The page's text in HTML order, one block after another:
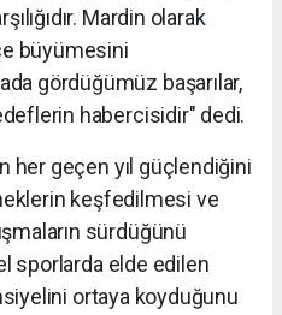
Mardin olarak
büyümesini
gördüğümüz başarılar,
habercisidir" dedi.
her geçen yıl güçlendiğini
keşfedilmesi ve
sürdüğünü
sporlarda elde edilen
ortaya koyduğunu